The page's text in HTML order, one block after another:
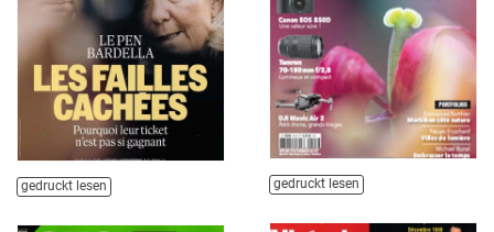
gedruckt lesen
gedruckt lesen